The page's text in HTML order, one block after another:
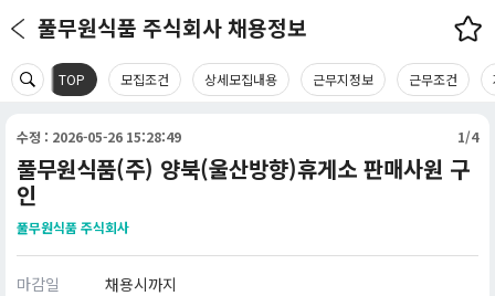
풀무원식품 주식회사 채용정보
TOP 모집조건 상세모집내용 근무지정보 근무조건
수정 : 2026-05-26 15:28:49 1/4
풀무원식품(주) 양북(울산방향)휴게소 판매사원 구
인
풀무원식품 주식회사
마감일
채용시까지